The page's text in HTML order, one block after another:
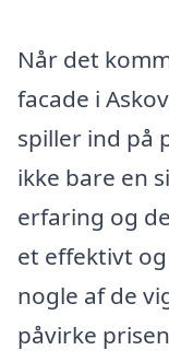
Når det
facade i
spiller ind på
ikke bare en
erfaring og
et effektivt
nogle af de
påvirke